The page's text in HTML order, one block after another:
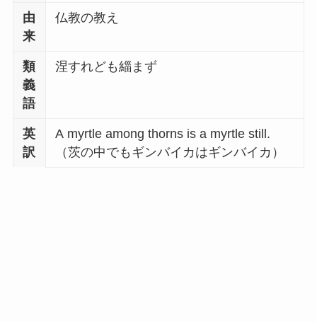
由
来
仏教の教え
類
義
語
涅すれども緇まず
英
訳
A myrtle among thorns is a myrtle still.
（茨の中でもギンバイカはギンバイカ）